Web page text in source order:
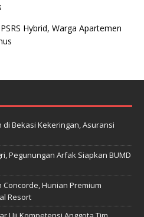
Hybrid, Warga Apartemen
Bekasi Kekeringan, Asuransi
Pegunungan Arfak Siapkan BUMD
Hunian Premium
Resort